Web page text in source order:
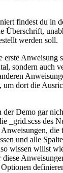
findest du in
Überschrift,
werden soll.
erste Anweisung
sondern auch
um dort die
Demo gar
_grid.scss des
die
und alle
wissen willst